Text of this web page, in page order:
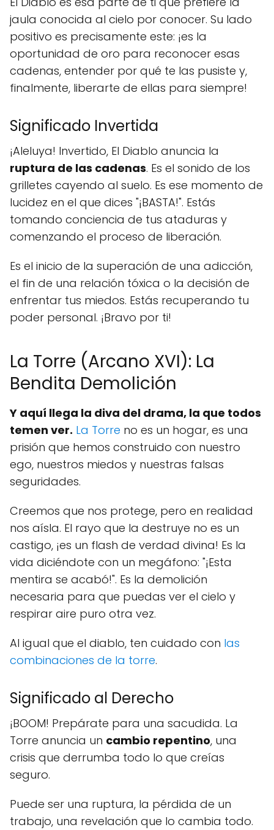
jaula conocida al cielo por conocer. Su lado
positivo es precisamente este: ¡es la
oportunidad de oro para reconocer esas
cadenas, entender por qué te las pusiste y,
finalmente, liberarte de ellas para siempre!
Significado Invertida
¡Aleluya! Invertido, El Diablo anuncia la
ruptura de las cadenas. Es el sonido de los
grilletes cayendo al suelo. Es ese momento de
lucidez en el que dices "¡BASTA!". Estás
tomando conciencia de tus ataduras y
comenzando el proceso de liberación.
Es el inicio de la superación de una adicción,
el fin de una relación tóxica o la decisión de
enfrentar tus miedos. Estás recuperando tu
poder personal. ¡Bravo por ti!
La Torre (Arcano XVI): La
Bendita Demolición
Y aquí llega la diva del drama, la que todos
temen ver. La Torre no es un hogar, es una
prisión que hemos construido con nuestro
ego, nuestros miedos y nuestras falsas
seguridades.
Creemos que nos protege, pero en realidad
nos aísla. El rayo que la destruye no es un
castigo, ¡es un flash de verdad divina! Es la
vida diciéndote con un megáfono: "¡Esta
mentira se acabó!". Es la demolición
necesaria para que puedas ver el cielo y
respirar aire puro otra vez.
Al igual que el diablo, ten cuidado con las
combinaciones de la torre.
Significado al Derecho
¡BOOM! Prepárate para una sacudida. La
Torre anuncia un cambio repentino, una
crisis que derrumba todo lo que creías
seguro.
Puede ser una ruptura, la pérdida de un
trabajo, una revelación que lo cambia todo.